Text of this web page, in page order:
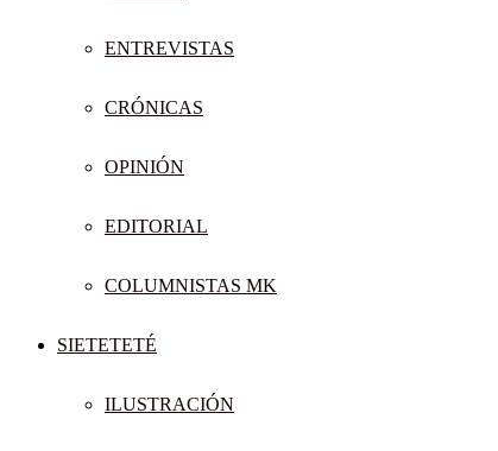
ENTREVISTAS
CRÓNICAS
OPINIÓN
EDITORIAL
COLUMNISTAS MK
SIETETETÉ
ILUSTRACIÓN